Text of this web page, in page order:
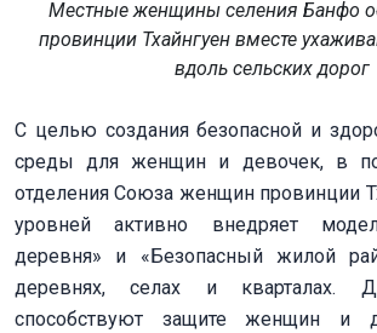
Местные женщины селения Банфо
провинции Тхайнгуен вместе
вдоль сельских дорог
С целью создания безопасной и
среды для женщин и девочек, в
отделения Союза женщин провинции
уровней активно внедряет
деревня» и «Безопасный жилой
деревнях, селах и кварталах.
способствуют защите женщин и